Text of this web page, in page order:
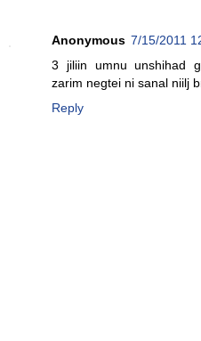
Anonymous 7/15/2011
3 jiliin umnu unshihad
zarim negtei ni sanal niilj
Reply